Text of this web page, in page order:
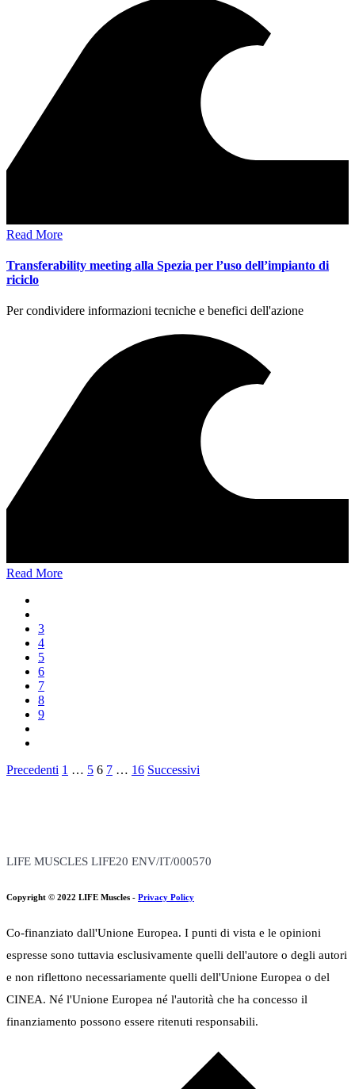
Read More
Transferability meeting alla Spezia per l’uso dell’impianto di
riciclo
Per condividere informazioni tecniche e benefici dell'azione
Read More
3
4
5
6
7
8
9
Paginazione
Precedenti 1 … 5 6 7 … 16 Successivi
LIFE MUSCLES LIFE20 ENV/IT/000570
Copyright © 2022 LIFE Muscles - Privacy Policy
Co-finanziato dall'Unione Europea. I punti di vista e le opinioni
espresse sono tuttavia esclusivamente quelli dell'autore o degli autori
e non riflettono necessariamente quelli dell'Unione Europea o del
CINEA. Né l'Unione Europea né l'autorità che ha concesso il
finanziamento possono essere ritenuti responsabili.